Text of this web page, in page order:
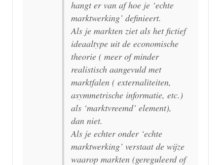
hangt er van af hoe je ‘echte
marktwerking’ definieert.
Als je markten ziet als het fictief
ideaaltype uit de economische
theorie ( meer of minder
realistisch aangevuld met
marktfalen ( externaliteiten,
asymmetrische informatie, etc.)
als ‘marktvreemd’ element),
dan niet.
Als je echter onder ‘echte
marktwerking’ verstaat de wijze
waarop markten (gereguleerd of